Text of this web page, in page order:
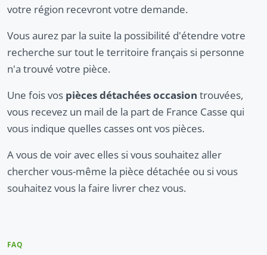
votre région recevront votre demande.
Vous aurez par la suite la possibilité d'étendre votre
recherche sur tout le territoire français si personne
n'a trouvé votre pièce.
Une fois vos pièces détachées occasion trouvées,
vous recevez un mail de la part de France Casse qui
vous indique quelles casses ont vos pièces.
A vous de voir avec elles si vous souhaitez aller
chercher vous-même la pièce détachée ou si vous
souhaitez vous la faire livrer chez vous.
FAQ